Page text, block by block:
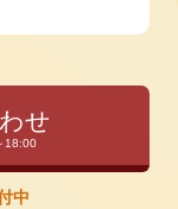
せ
18:00
中